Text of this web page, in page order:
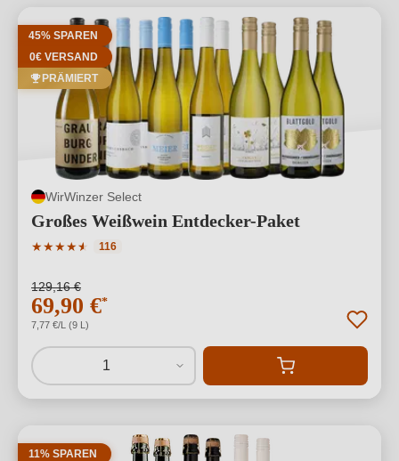
45% SPAREN
0€ VERSAND
PRÄMIERT
WirWinzer Select
Großes Weißwein Entdecker-Paket
★★★★★
★
Durchschnittliche Bewertung von 4.83 von 5 Sternen
116
129,16 €
69,90 €*
7,77 €/L (9 L)
1
11% SPAREN